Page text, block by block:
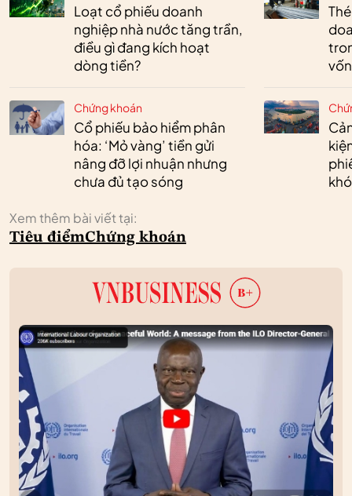
Loạt cổ phiếu doanh
nghiệp nhà nước tăng trần,
điều gì đang kích hoạt
dòng tiền?
Chứng khoán
Cổ phiếu bảo hiểm phân
hóa: ‘Mỏ vàng’ tiền gửi
nâng đỡ lợi nhuận nhưng
chưa đủ tạo sóng
vốn
Xem thêm bài viết tại:
Tiêu điểmChứng khoán